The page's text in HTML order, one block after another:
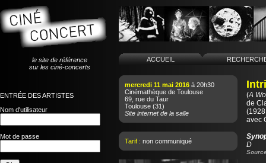
le site de référence
sur les ciné-concerts
ENTRÉE DES ARTISTES
Nom d'utilisateur
Mot de passe
ACCUEIL
mercredi 11 mai 2016 à 20h30
Cinémathèque de Toulouse
69, rue du Taur
Toulouse (31)
Site internet de la salle
Tarif : non communiqué
(A
de
avec
D